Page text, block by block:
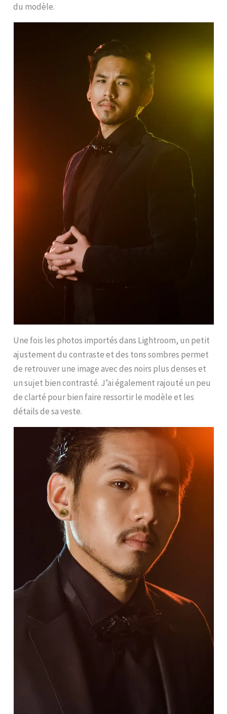
du modèle.
Une fois les photos importés dans Lightroom, un petit
ajustement du contraste et des tons sombres permet
de retrouver une image avec des noirs plus denses et
un sujet bien contrasté. J’ai également rajouté un peu
de clarté pour bien faire ressortir le modèle et les
détails de sa veste.